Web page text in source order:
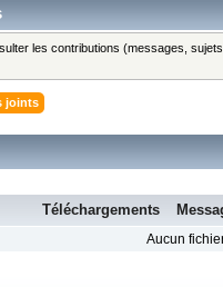
les contributions (messages,
joints
Téléchargements
Aucun